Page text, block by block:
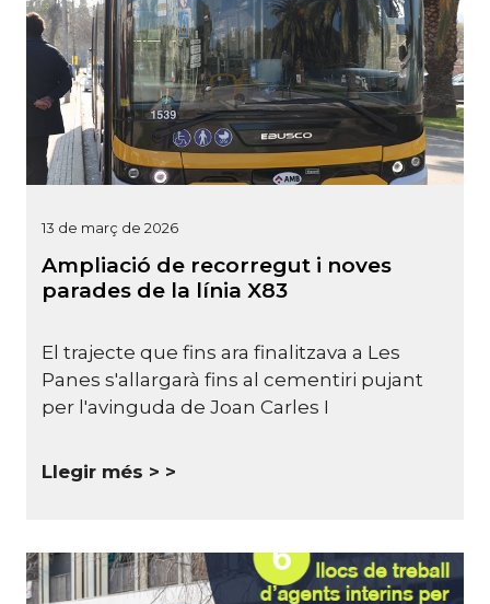
13 de març de 2026
Ampliació de recorregut i noves
parades de la línia X83
El trajecte que fins ara finalitzava a Les
Panes s'allargarà fins al cementiri pujant
per l'avinguda de Joan Carles I
Llegir més >